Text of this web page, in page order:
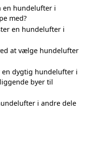
en hundelufter i
med?
en hundelufter i
at vælge hundelufter
en dygtig hundelufter i
byer til
i andre dele